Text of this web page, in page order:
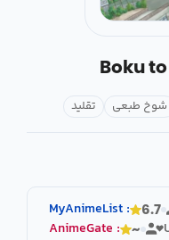
Boku
شوخ طبعی تقلید
MyAnimeList : 6.7
AnimeGate : ~